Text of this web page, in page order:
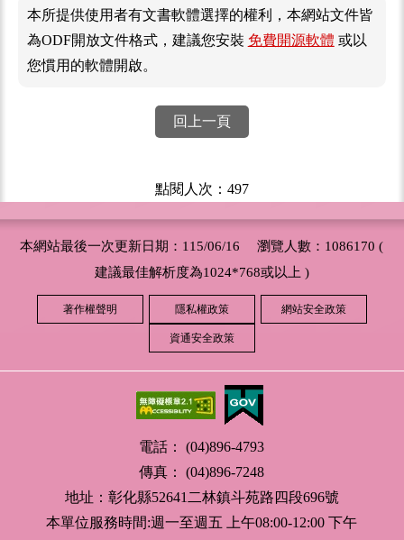
本所提供使用者有文書軟體選擇的權利，本網站文件皆
為ODF開放文件格式，建議您安裝 免費開源軟體 或以
您慣用的軟體開啟。
回上一頁
點閱人次：497
本網站最後一次更新日期：115/06/16 瀏覽人數：1086170 (
建議最佳解析度為1024*768或以上 )
著作權聲明 隱私權政策 網站安全政策
資通安全政策
電話： (04)896-4793
傳真： (04)896-7248
地址：彰化縣52641二林鎮斗苑路四段696號
本單位服務時間:週一至週五 上午08:00-12:00 下午